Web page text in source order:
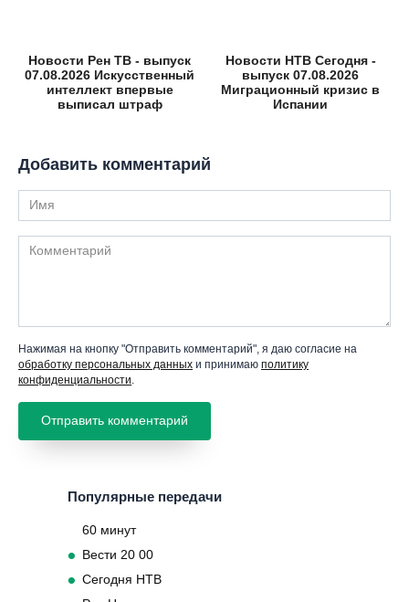
Новости Рен ТВ - выпуск
07.08.2026 Искусственный
интеллект впервые
выписал штраф
Новости НТВ Сегодня -
выпуск 07.08.2026
Миграционный кризис в
Испании
Добавить комментарий
Имя
Комментарий
Нажимая на кнопку "Отправить комментарий", я даю согласие на
обработку персональных данных и принимаю политику
конфиденциальности
Популярные передачи
60 минут
Вести 20 00
Сегодня НТВ